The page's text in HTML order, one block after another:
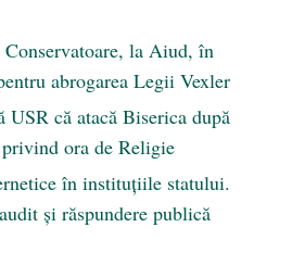
la Aiud, în
abrogarea Legii Vexler
USR că atacă Biserica după
ora de Religie
în instituțiile statului.
și răspundere publică